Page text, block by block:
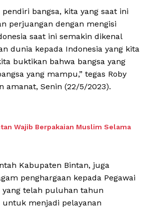
bangsa, kita yang saat ini
perjuangan dengan mengisi
saat ini semakin dikenal
dunia kepada Indonesia yang kita
buktikan bahwa bangsa yang
yang mampu,” tegas Roby
amanat, Senin (22/5/2023).
Wajib Berpakaian Muslim Selama
Kabupaten Bintan, juga
penghargaan kepada Pegawai
yang telah puluhan tahun
menjadi pelayanan